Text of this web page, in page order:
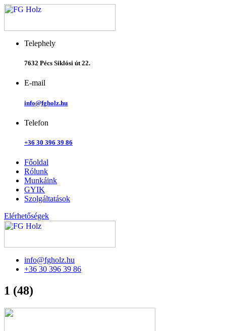
Skip
Telephely
7632 Pécs Siklósi út 22.
E-mail
info@fgholz.hu
Telefon
+36 30 396 39 86
Főoldal
Rólunk
Munkáink
GYIK
Szolgáltatások
Elérhetőségek
info@fgholz.hu
+36 30 396 39 86
1 (48)